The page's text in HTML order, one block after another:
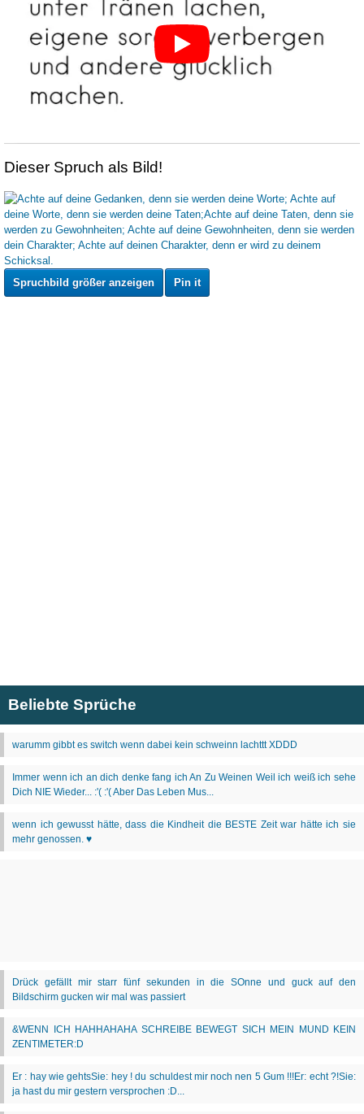
Dieser Spruch als Bild!
Spruchbild größer anzeigen Pin it
Beliebte Sprüche